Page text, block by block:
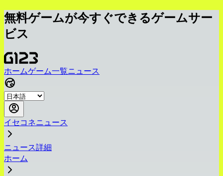
無料ゲームが今すぐできるゲームサー
ビス
ホームゲーム一覧ニュース
イセコネニュース
ニュース詳細
ホーム